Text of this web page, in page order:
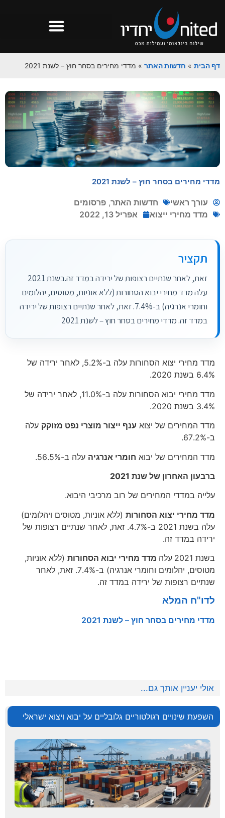
דף הבית » חדשות האתר » מדדי מחירים בסחר חוץ – לשנת 2021
מדדי מחירים בסחר חוץ – לשנת 2021
עורך ראשי חדשות האתר, פרסומים
מדד מחירי ייצוא
אפריל 13, 2022
תקציר
זאת, לאחר שנתיים רצופות של ירידה במדד זה.בשנת 2021
עלה מדד מחירי יבוא הסחורות (ללא אוניות, מטוסים, יהלומים
וחומרי אנרגיה) ב-7.4%. זאת, לאחר שנתיים רצופות של ירידה
במדד זה.​ מדדי מחירים בסחר חוץ – לשנת 2021
מדד מחירי יצוא הסחורות עלה ב-5.2%, לאחר ירידה של
6.4% בשנת 2020.
מדד מחירי יבוא הסחורות עלה ב-11.0%, לאחר ירידה של
3.4% בשנת 2020.
מדד המחירים של יצוא ענף ייצור מוצרי נפט מזוקק עלה
ב-67.2%.
מדד המחירים של יבוא חומרי אנרגיה עלה ב-56.5%.
ברבעון האחרון של שנת 2021
עלייה במדדי המחירים של רוב מרכיבי היבוא.
מדד מחירי יצוא הסחורות (ללא אוניות, מטוסים ויהלומים)
עלה בשנת 2021 ב-4.7%. זאת, לאחר שנתיים רצופות של
ירידה במדד זה.
בשנת 2021
עלה מדד מחירי יבוא הסחורות (ללא אוניות,
מטוסים, יהלומים וחומרי אנרגיה) ב-7.4%. זאת, לאחר
שנתיים רצופות של ירידה במדד זה.​
לדו"ח המלא
מדדי מחירים בסחר חוץ – לשנת 2021
אולי יעניין אותך גם...
השפעת שינויים רגולטוריים גלובליים על יבוא ויצוא ישראלי